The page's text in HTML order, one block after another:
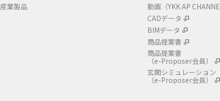
産業製品
動画（YKK AP
CADデータ
BIMデータ
商品提案書
商品提案書
（e-Proposer会員）
玄関シミュレーション
（e-Proposer会員）